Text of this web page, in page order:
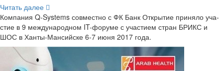
Чи­тать далее
Ком­па­ния Q-​Systems сов­мест­но с ФК Банк От­кры­тие при­ня­ло уча­
стие в 9 меж­ду­на­род­ном IT-​форуме с уча­сти­ем стран БРИКС и
ШОС в Ханты-​Мансийске 6-7 июня 2017 года.